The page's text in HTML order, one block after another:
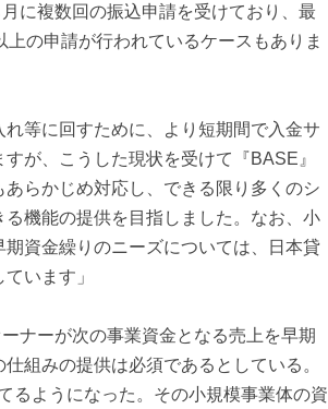
に複数回の振込申請を受けており、最
の申請が行われているケースもありま
等に回すために、より短期間で入金サ
が、こうした現状を受けて『BASE』
らかじめ対応し、できる限り多くのシ
機能の提供を目指しました。なお、小
資金繰りのニーズについては、日本貸
います」
ナーが次の事業資金となる売上を早期
組みの提供は必須であるとしている。
るようになった。その小規模事業体の資